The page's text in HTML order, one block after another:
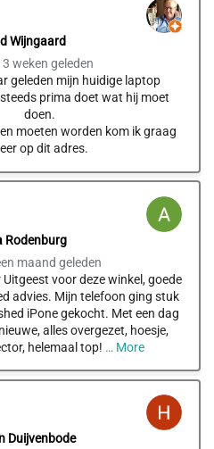
Wijngaard
3 weken geleden
geleden mijn huidige laptop
prima doet wat hij moet
doen.
moeten worden kom ik graag
op dit adres.
Rodenburg
maand geleden
voor deze winkel, goede
advies. Mijn telefoon ging stuk
iPone gekocht. Met een dag
alles overgezet, hoesje,
helemaal top! … More
Duijvenbode